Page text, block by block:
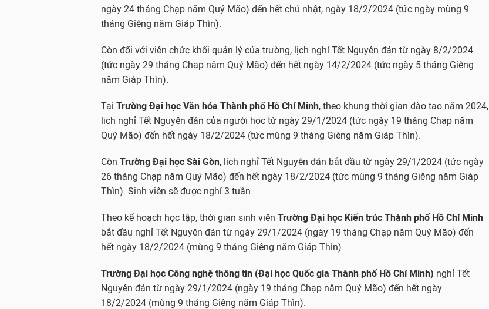
ngày 24 tháng Chạp năm Quý Mão) đến hết chủ nhật, ngày 18/2/2024 (tức ngày mùng 9
tháng Giêng năm Giáp Thìn).
Còn đối với viên chức khối quản lý của trường, lịch nghỉ Tết Nguyên đán từ ngày 8/2/2024
(tức ngày 29 tháng Chạp năm Quý Mão) đến hết ngày 14/2/2024 (tức ngày 5 tháng Giêng
năm Giáp Thìn).
Tại Trường Đại học Văn hóa Thành phố Hồ Chí Minh, theo khung thời gian đào tạo năm 2024,
lịch nghỉ Tết Nguyên đán của người học từ ngày 29/1/2024 (tức ngày 19 tháng Chạp năm
Quý Mão) đến hết ngày 18/2/2024 (tức mùng 9 tháng Giêng năm Giáp Thìn).
Còn Trường Đại học Sài Gòn, lịch nghỉ Tết Nguyên đán bắt đầu từ ngày 29/1/2024 (tức ngày
26 tháng Chạp năm Quý Mão) đến hết ngày 18/2/2024 (tức mùng 9 tháng Giêng năm Giáp
Thìn). Sinh viên sẽ được nghỉ 3 tuần.
Theo kế hoạch học tập, thời gian sinh viên Trường Đại học Kiến trúc Thành phố Hồ Chí Minh
bắt đầu nghỉ Tết Nguyên đán từ ngày 29/1/2024 (ngày 19 tháng Chạp năm Quý Mão) đến
hết ngày 18/2/2024 (mùng 9 tháng Giêng năm Giáp Thìn).
Trường Đại học Công nghệ thông tin (Đại học Quốc gia Thành phố Hồ Chí Minh) nghỉ Tết
Nguyên đán từ ngày 29/1/2024 (ngày 19 tháng Chạp năm Quý Mão) đến hết ngày
18/2/2024 (mùng 9 tháng Giêng năm Giáp Thìn).